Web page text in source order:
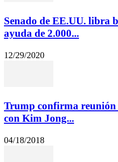
Senado de EE.UU. libra
ayuda de 2.000...
12/29/2020
Trump confirma
con Kim Jong...
04/18/2018